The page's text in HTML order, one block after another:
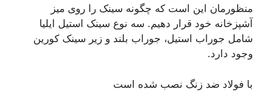
منظورمان این است که چگونه سینک را روی میز
آشپزخانه خود قرار دهیم. سه نوع سینک استیل ایلیا
شامل جوراب استیل، جوراب بلند و زیر سینک کورین
وجود دارد.
با فولاد ضد زنگ نصب شده است